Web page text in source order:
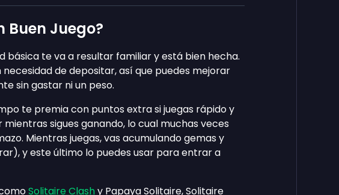
Buen Juego?
básica te va a resultar familiar y está bien hecha.
de depositar, así que puedes mejorar
sin gastar ni un peso.
te premia con puntos extra si juegas rápido y
sigues ganando, lo cual muchas veces
Mientras juegas, vas acumulando gemas y
y este último lo puedes usar para entrar a
Solitaire Clashy Papaya Solitaire, Solitaire